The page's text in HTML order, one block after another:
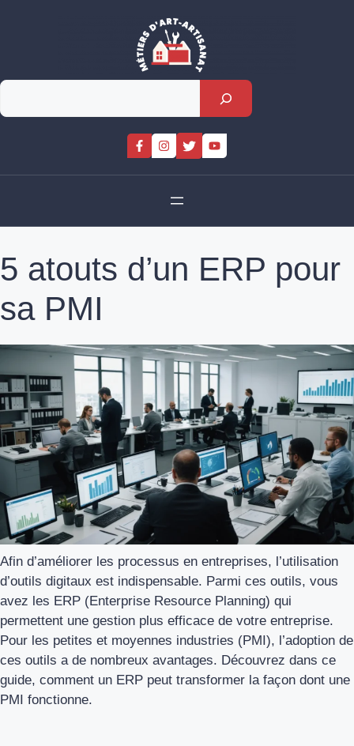
Rechercher
5 atouts d’un ERP pour
sa PMI
Afin d’améliorer les processus en entreprises, l’utilisation
d’outils digitaux est indispensable. Parmi ces outils, vous
avez les ERP (Enterprise Resource Planning) qui
permettent une gestion plus efficace de votre entreprise.
Pour les petites et moyennes industries (PMI), l’adoption de
ces outils a de nombreux avantages. Découvrez dans ce
guide, comment un ERP peut transformer la façon dont une
PMI fonctionne.